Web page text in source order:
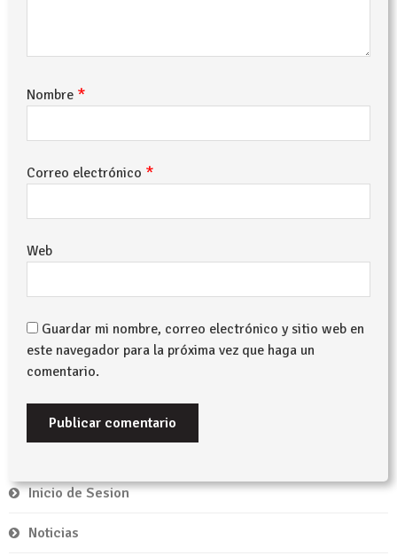
Nombre *
Correo electrónico *
Web
Guardar mi nombre, correo electrónico y sitio web en
este navegador para la próxima vez que haga un
comentario.
Inicio de Sesion
Noticias